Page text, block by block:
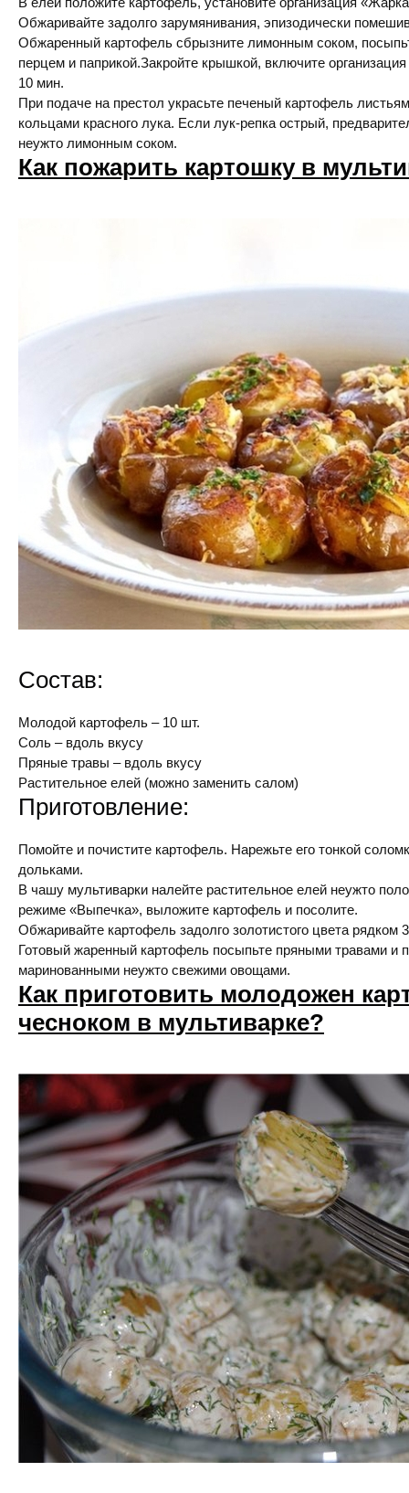
Обжаривайте задолго зарумянивания, эпизодически
Обжаренный картофель сбрызните лимонным соком,
перцем и паприкой.Закройте крышкой, включите
10 мин.
При подаче на престол украсьте печеный картофель
кольцами красного лука. Если лук-репка острый,
неужто лимонным соком.
Как пожарить картошку в
Состав:
Молодой картофель – 10 шт.
Соль – вдоль вкусу
Пряные травы – вдоль вкусу
Растительное елей (можно заменить салом)
Приготовление:
Помойте и почистите картофель. Нарежьте его тонкой
дольками.
В чашу мультиварки налейте растительное елей неужто
режиме «Выпечка», выложите картофель и посолите.
Обжаривайте картофель задолго золотистого цвета рядком
Готовый жаренный картофель посыпьте пряными травами и
маринованными неужто свежими овощами.
Как приготовить молодожен
чесноком в мультиварке?